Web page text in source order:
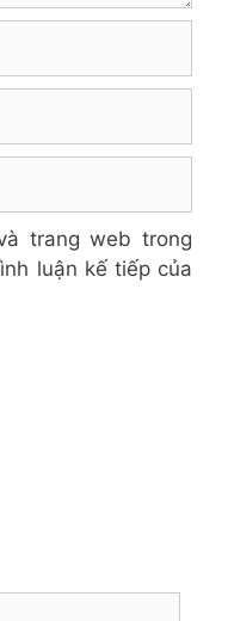
trang web trong
luận kế tiếp của